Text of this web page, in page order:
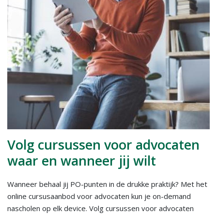
Volg cursussen voor advocaten
waar en wanneer jij wilt
Wanneer behaal jij PO-punten in de drukke praktijk? Met het
online cursusaanbod voor advocaten kun je on-demand
nascholen op elk device. Volg cursussen voor advocaten